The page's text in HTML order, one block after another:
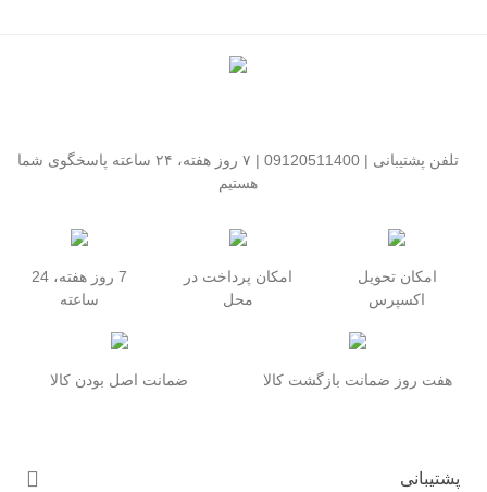
تلفن پشتیبانی | 09120511400 | ۷ روز هفته، ۲۴ ساعته پاسخگوی شما
هستیم
امکان تحویل
اکسپرس
امکان پرداخت در
محل
7 روز هفته، 24
ساعته
هفت روز ضمانت بازگشت کالا ضمانت اصل بودن کالا
پشتیبانی